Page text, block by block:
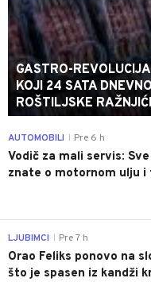
GASTRO-
KOJI 24 SATA
ROŠTILJSKE
AUTOMOBILI Pre 6 h
Vodič za mali servis:
znate o motornom ulju
LJUBIMCI Pre 7 h
Orao Feliks ponovo na
što je spasen iz kandži